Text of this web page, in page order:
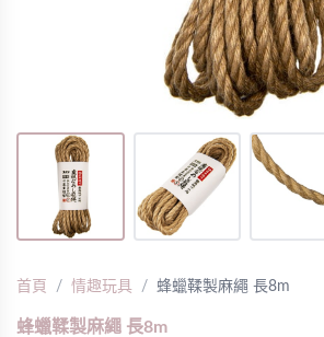
首頁 情趣玩具 蜂蠟鞣製麻繩 長8m
蜂蠟鞣製麻繩 長8m